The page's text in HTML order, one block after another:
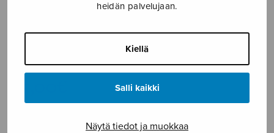
heidän palvelujaan.
Kiellä
Salli kaikki
Näytä tiedot ja muokkaa
Sonata for organ